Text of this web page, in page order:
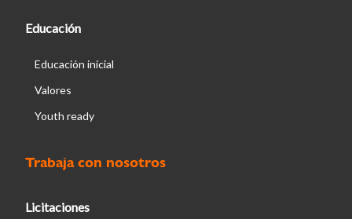
Educación
Educación inicial
Valores
Youth ready
Trabaja con nosotros
Licitaciones